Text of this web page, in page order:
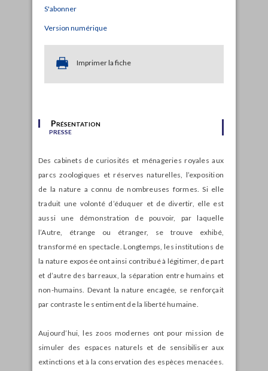
S'abonner
Version numérique
Imprimer la fiche
Présentation
presse
Des cabinets de curiosités et ménageries royales aux
parcs zoologiques et réserves naturelles, l’exposition
de la nature a connu de nombreuses formes. Si elle
traduit une volonté d’éduquer et de divertir, elle est
aussi une démonstration de pouvoir, par laquelle
l’Autre, étrange ou étranger, se trouve exhibé,
transformé en spectacle. Longtemps, les institutions de
la nature exposée ont ainsi contribué à légitimer, de part
et d’autre des barreaux, la séparation entre humains et
non-humains. Devant la nature encagée, se renforçait
par contraste le sentiment de la liberté humaine.
Aujourd’hui, les zoos modernes ont pour mission de
simuler des espaces naturels et de sensibiliser aux
extinctions et à la conservation des espèces menacées.